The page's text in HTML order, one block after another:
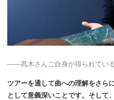
――髙木さんご自身が得られてい
ツアーを通して曲への理解をさら
として意義深いことです。そして